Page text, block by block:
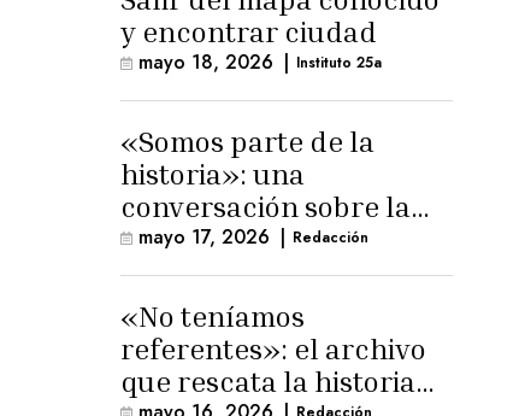
y encontrar ciudad
mayo 18, 2026 | Instituto 25a
«Somos parte de la
historia»: una
conversación sobre la
memoria trans
masculina
mayo 17, 2026 | Redacción
«No teníamos
referentes»: el archivo
que rescata la historia